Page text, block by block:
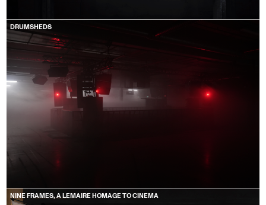
DRUMSHEDS
NINE FRAMES, A LEMAIRE HOMAGE TO CINEMA